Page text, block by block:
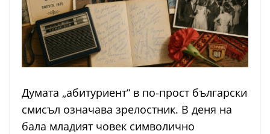
Думата „абитуриент“ в по-прост български
смисъл означава зрелостник. В деня на
бала младият човек символично